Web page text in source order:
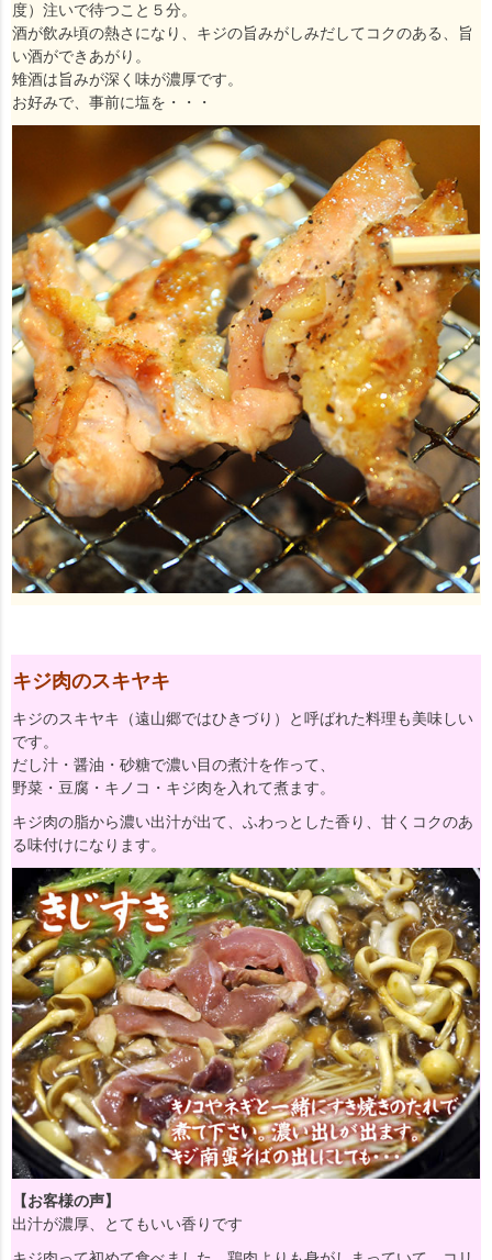
度）注いで待つこと５分。
酒が飲み頃の熱さになり、キジの旨みがしみだしてコクのある、旨
い酒ができあがり。
雉酒は旨みが深く味が濃厚です。
お好みで、事前に塩を・・・
キジ肉のスキヤキ
キジのスキヤキ（遠山郷ではひきづり）と呼ばれた料理も美味しい
です。
だし汁・醤油・砂糖で濃い目の煮汁を作って、
野菜・豆腐・キノコ・キジ肉を入れて煮ます。
キジ肉の脂から濃い出汁が出て、ふわっとした香り、甘くコクのあ
る味付けになります。
【お客様の声】
出汁が濃厚、とてもいい香りです